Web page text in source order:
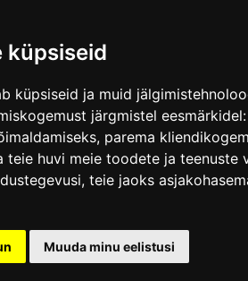
küpsiseid
küpsiseid ja muid
järgmistel eesmärkidel:
, parema
teie huvi meie toodete ja teenuste
, teie jaoks
Muuda minu eelistusi